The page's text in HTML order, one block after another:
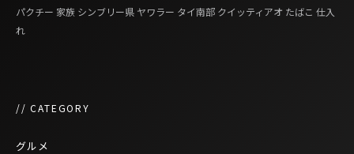
パクチー 家族 シンブリー県 ヤワラー タイ南部 クイッティアオ たばこ 仕入
れ
// CATEGORY
グルメ